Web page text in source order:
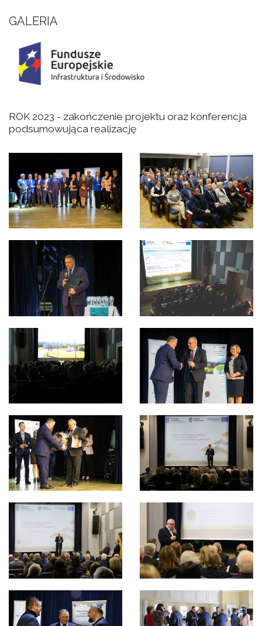
GALERIA
ROK 2023 - zakończenie projektu oraz konferencja
podsumowująca realizację